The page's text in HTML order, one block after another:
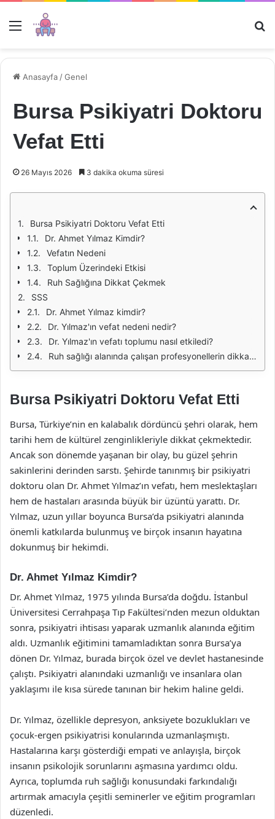
Menü
Anasayfa /Genel
Bursa Psikiyatri Doktoru
Vefat Etti
26 Mayıs 2026 3 dakika okuma süresi
Bursa Psikiyatri Doktoru Vefat Etti
Dr. Ahmet Yılmaz Kimdir?
Vefatın Nedeni
Toplum Üzerindeki Etkisi
Ruh Sağlığına Dikkat Çekmek
SSS
Dr. Ahmet Yılmaz kimdir?
Dr. Yılmaz'ın vefat nedeni nedir?
Dr. Yılmaz'ın vefatı toplumu nasıl etkiledi?
Ruh sağlığı alanında çalışan profesyonellerin dikkat etmesi gerekenler nelerdir?
Bursa Psikiyatri Doktoru Vefat Etti
Bursa, Türkiye’nin en kalabalık dördüncü şehri olarak, hem
tarihi hem de kültürel zenginlikleriyle dikkat çekmektedir.
Ancak son dönemde yaşanan bir olay, bu güzel şehrin
sakinlerini derinden sarstı. Şehirde tanınmış bir psikiyatri
doktoru olan Dr. Ahmet Yılmaz’ın vefatı, hem meslektaşları
hem de hastaları arasında büyük bir üzüntü yarattı. Dr.
Yılmaz, uzun yıllar boyunca Bursa’da psikiyatri alanında
önemli katkılarda bulunmuş ve birçok insanın hayatına
dokunmuş bir hekimdi.
Dr. Ahmet Yılmaz Kimdir?
Dr. Ahmet Yılmaz, 1975 yılında Bursa’da doğdu. İstanbul
Üniversitesi Cerrahpaşa Tıp Fakültesi’nden mezun olduktan
sonra, psikiyatri ihtisası yaparak uzmanlık alanında eğitim
aldı. Uzmanlık eğitimini tamamladıktan sonra Bursa’ya
dönen Dr. Yılmaz, burada birçok özel ve devlet hastanesinde
çalıştı. Psikiyatri alanındaki uzmanlığı ve insanlara olan
yaklaşımı ile kısa sürede tanınan bir hekim haline geldi.
Dr. Yılmaz, özellikle depresyon, anksiyete bozuklukları ve
çocuk-ergen psikiyatrisi konularında uzmanlaşmıştı.
Hastalarına karşı gösterdiği empati ve anlayışla, birçok
insanın psikolojik sorunlarını aşmasına yardımcı oldu.
Ayrıca, toplumda ruh sağlığı konusundaki farkındalığı
artırmak amacıyla çeşitli seminerler ve eğitim programları
düzenledi.